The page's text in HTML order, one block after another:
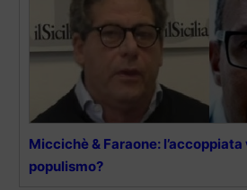
Miccichè & Faraone:
populismo?